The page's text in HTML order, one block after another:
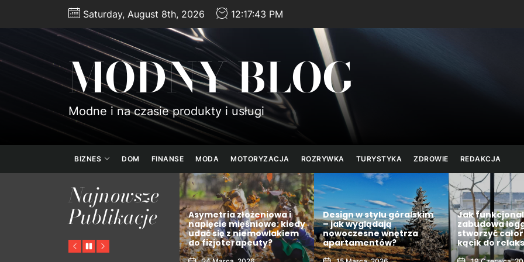
content
Saturday, August 8th, 2026 12:17:44 PM
MODNY BLOG
Modne i na czasie produkty i usługi
BIZNES DOM FINANSE MODA MOTORYZACJA ROZRYWKA TURYSTYKA ZDROWIE REDAKCJA
Najnowsze
Publikacje
Previous
PauseNext
Brutto a netto – jak
dokładnie czytać widełki
o pracę?
Asymetria złożeniowa i
napięcie mięśniowe: kiedy
udać się z niemowlakiem
do fizjoterapeuty?
Design w stylu góralskim
– jak wyglądają
nowoczesne wnętrza
apartamentów?
Jak
zabudowa
stworzyć
kącik do